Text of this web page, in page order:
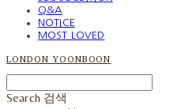
Q&A
NOTICE
MOST LOVED
LONDON YOONBOON
Search 검색